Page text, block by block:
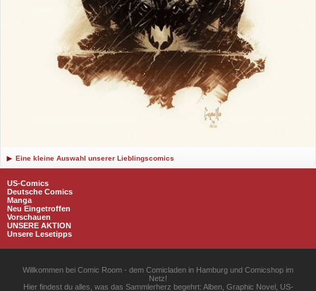
Eine kleine Auswahl unserer Lieblingscomics
US-Comics
Deutsche Comics
Manga
Neu Eingetroffen
Vorschauen
UNSERE AKTION
Unsere Lesetipps
Willkommen bei Comic Room - dem Comicladen in Hamburg und Comicshop im
Netz!
Hier findest du alles, was das Sammlerherz begehrt: Alben, Graphic Novel, US-